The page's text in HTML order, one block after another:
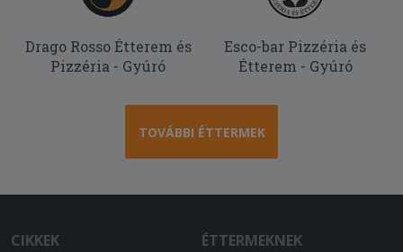
Drago Rosso Étterem és
Pizzéria - Gyúró
Esco-bar Pizzéria és
Étterem - Gyúró
TOVÁBBI ÉTTERMEK
CIKKEK
ÉTTERMEKNEK